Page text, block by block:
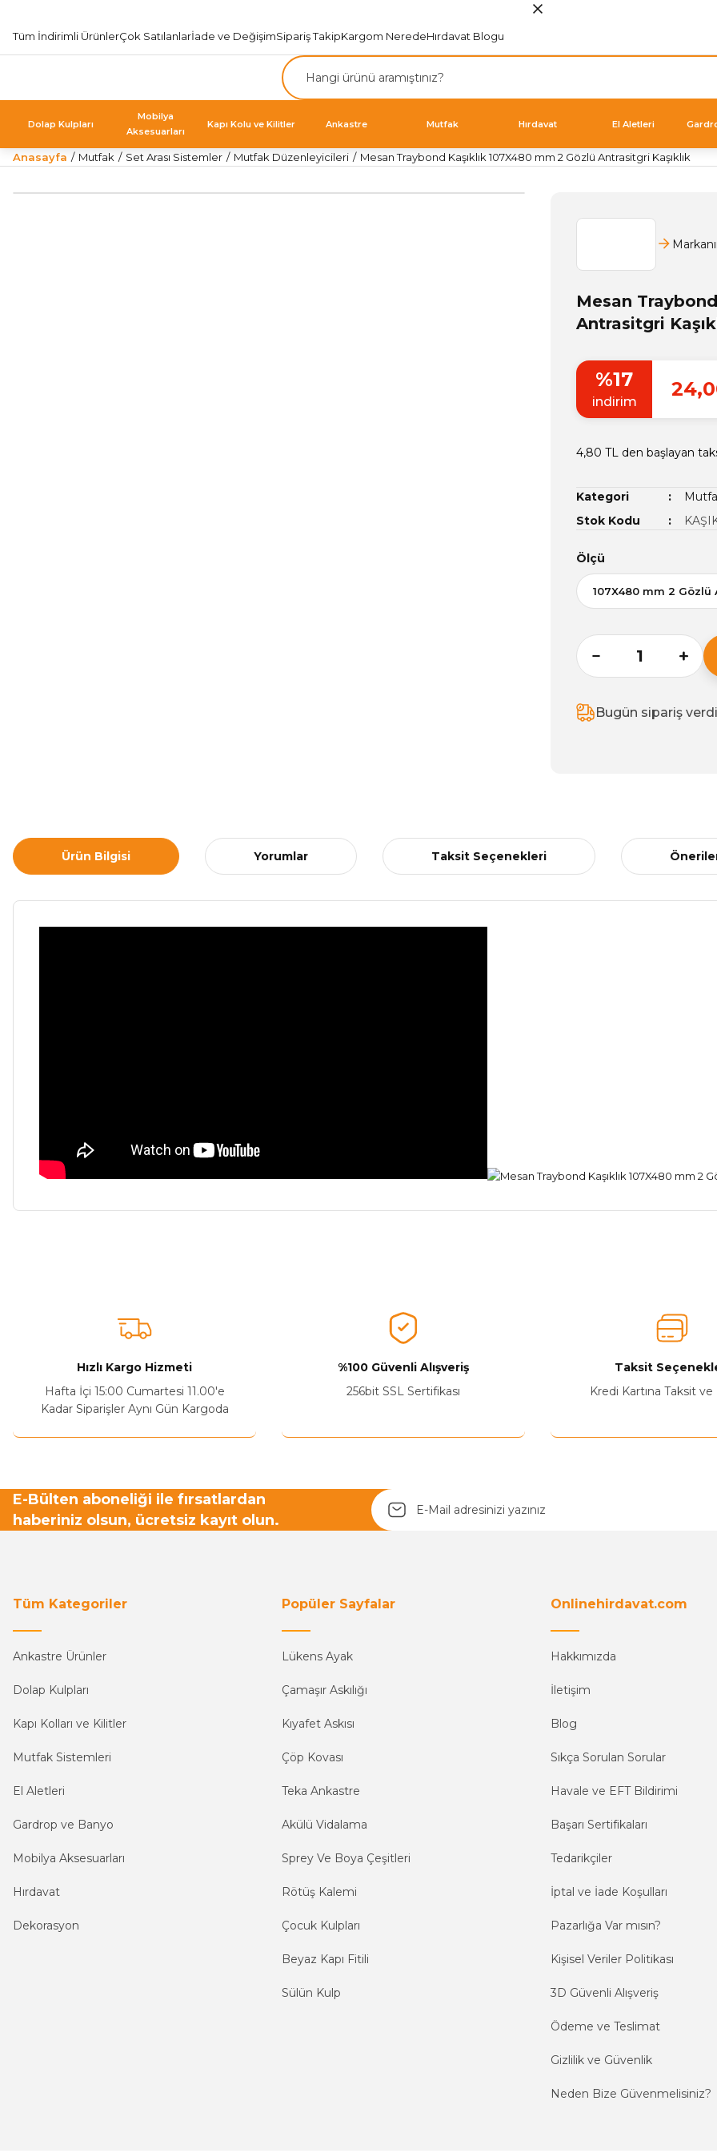
Tüm İndirimli ÜrünlerÇok Satılanlarİade ve DeğişimSipariş TakipKargom NeredeHırdavat Blogu
Dolap Kulpları
Mobilya
Aksesuarları
Kapı Kolu ve Kilitler Ankastre Mutfak Hırdavat El Aletleri
Anasayfa Mutfak Set Arası Sistemler Mutfak Düzenleyicileri Mesan Traybond Kaşıklık 107X480 mm 2 Gözlü Antrasitgri Kaşıklık
Mesan
Antrasitgri
%17
indirim
4,80 TL den başlayan
Kategori
Stok Kodu
Ölçü
Bugün sipariş
Ürün Bilgisi Yorumlar Taksit Seçenekleri
Ürün açıklamasında eksik bilgiler bulunuyor.
Bu ürüne benzer farklı alternatifler olmalı.
Yetkiliye Gönder
Hızlı Kargo Hizmeti
Hafta İçi 15:00 Cumartesi 11.00'e
Kadar Siparişler Aynı Gün Kargoda
%100 Güvenli Alışveriş
256bit SSL Sertifikası
Taksit
Kredi Kartına Taksit ve
E-Bülten aboneliği ile fırsatlardan
haberiniz olsun, ücretsiz kayıt olun.
Tüm Kategoriler
Ankastre Ürünler
Dolap Kulpları
Kapı Kolları ve Kilitler
Mutfak Sistemleri
El Aletleri
Gardrop ve Banyo
Mobilya Aksesuarları
Hırdavat
Dekorasyon
Popüler Sayfalar
Lükens Ayak
Çamaşır Askılığı
Kıyafet Askısı
Çöp Kovası
Teka Ankastre
Akülü Vidalama
Sprey Ve Boya Çeşitleri
Rötüş Kalemi
Çocuk Kulpları
Beyaz Kapı Fitili
Sülün Kulp
Onlinehirdavat.com
Hakkımızda
İletişim
Blog
Sıkça Sorulan Sorular
Havale ve EFT Bildirimi
Başarı Sertifikaları
Tedarikçiler
İptal ve İade Koşulları
Pazarlığa Var mısın?
Kişisel Veriler Politikası
3D Güvenli Alışveriş
Ödeme ve Teslimat
Gizlilik ve Güvenlik
Neden Bize Güvenmelisiniz?